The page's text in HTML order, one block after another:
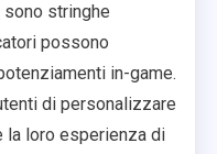
sono stringhe
possono
in-game.
di personalizzare
la loro esperienza di